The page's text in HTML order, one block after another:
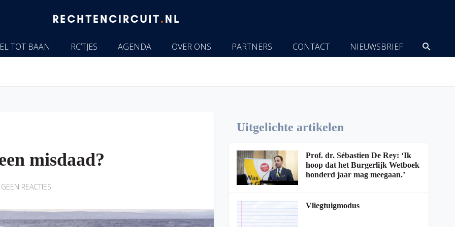
TOT BAAN RC’TJES AGENDA OVER ONS PARTNERS CONTACT NIEUWSBRIEF
misdaad?
GEEN REACTIES
Uitgelichte artikelen
Prof. dr. Sébastien De Rey: ‘Ik
hoop dat het Burgerlijk Wetboek
honderd jaar mag meegaan.’
Vliegtuigmodus